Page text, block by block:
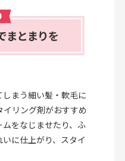
まう細い髪・軟毛に
リング剤がおすすめ
をなじませたり、ふ
に仕上がり、スタイ